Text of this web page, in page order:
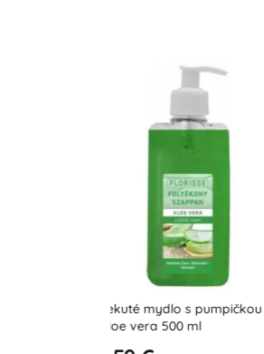
Tekuté mydlo s pumpičkou
Lesné ovocie 500 ml